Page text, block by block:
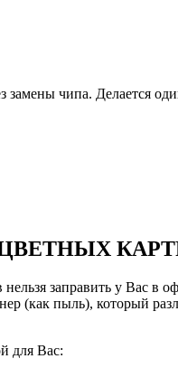
чипа. Делается
заправить у Вас в
(как пыль), который
для Вас: